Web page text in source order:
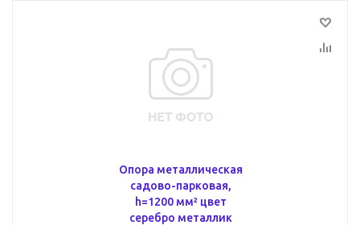
Опора металлическая
садово-парковая,
h=1200 мм² цвет
серебро металлик